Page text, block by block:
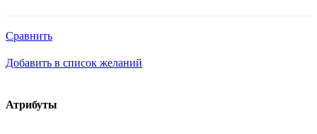
Сравнить
Добавить в список желаний
Атрибуты